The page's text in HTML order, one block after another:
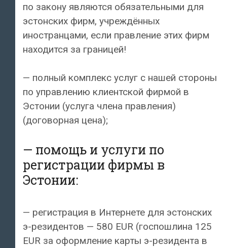
по закону являются обязательными для
эстонских фирм, учреждённых
иностранцами, если правление этих фирм
находится за границей!
— полный комплекс услуг с нашей стороны
по управлению клиентской фирмой в
Эстонии (услуга члена правления)
(договорная цена);
— помощь и услуги по
регистрации фирмы в
Эстонии:
— регистрация в Интернете для эстонских
э-резидентов — 580 EUR (госпошлина 125
EUR за оформление карты э-резидента в